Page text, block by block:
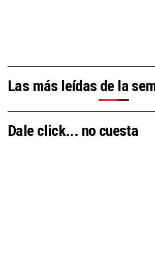
Las más leídas de la
Dale click... no cuesta